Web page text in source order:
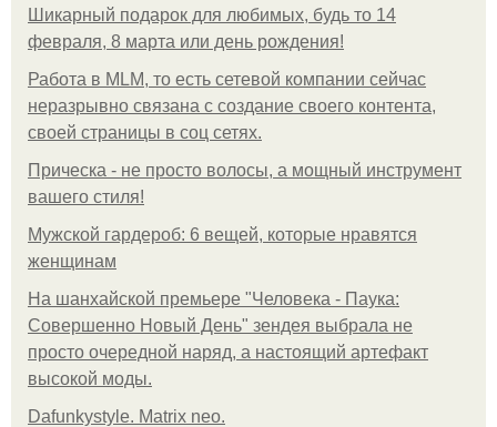
Шикарный подарок для любимых, будь то 14
февраля, 8 марта или день рождения!
Работа в MLM, то есть сетевой компании сейчас
неразрывно связана с создание своего контента,
своей страницы в соц сетях.
Прическа - не просто волосы, а мощный инструмент
вашего стиля!
Мужской гардероб: 6 вещей, которые нравятся
женщинам
На шанхайской премьере "Человека - Паука:
Совершенно Новый День" зендея выбрала не
просто очередной наряд, а настоящий артефакт
высокой моды.
Dafunkystyle. Matrix neo.